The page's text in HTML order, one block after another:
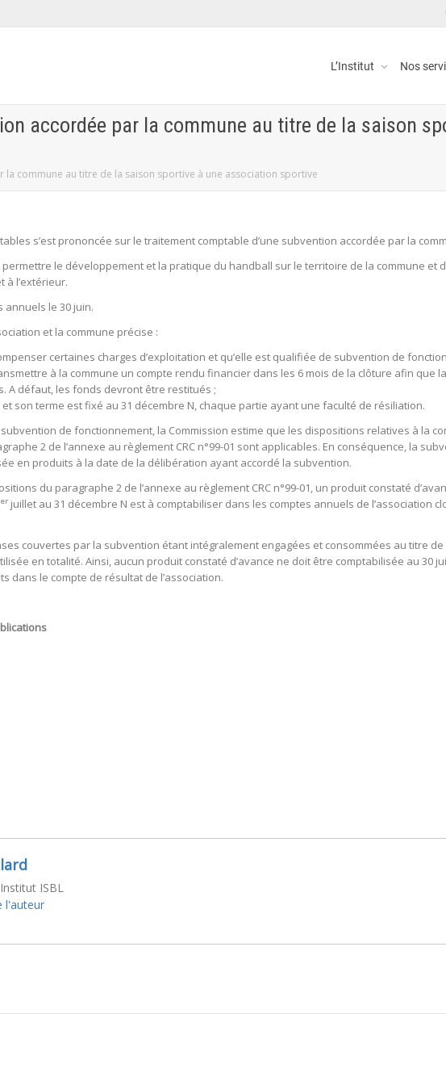
L’Institut Nos
accordée par la commune au titre de la saison
commune au titre de la saison sportive à une association sportive
s’est prononcée sur le traitement comptable d’une subvention accordée par la
permettre le développement et la pratique du handball sur le territoire de la commune et
à l’extérieur.
annuels le 30 juin.
et la commune précise :
certaines charges d’exploitation et qu’elle est qualifiée de subvention de
à la commune un compte rendu financier dans les 6 mois de la clôture afin que
A défaut, les fonds devront être restitués ;
son terme est fixé au 31 décembre N, chaque partie ayant une faculté de résiliation.
de fonctionnement, la Commission estime que les dispositions relatives à la
2 de l’annexe au règlement CRC n°99-01 sont applicables. En conséquence, la
en produits à la date de la délibération ayant accordé la subvention.
du paragraphe 2 de l’annexe au règlement CRC n°99-01, un produit constaté
er juillet au 31 décembre N est à comptabiliser dans les comptes annuels de l’association
couvertes par la subvention étant intégralement engagées et consommées au titre de
en totalité. Ainsi, aucun produit constaté d’avance ne doit être comptabilisée au 30
dans le compte de résultat de l’association.
ISBL
l'auteur